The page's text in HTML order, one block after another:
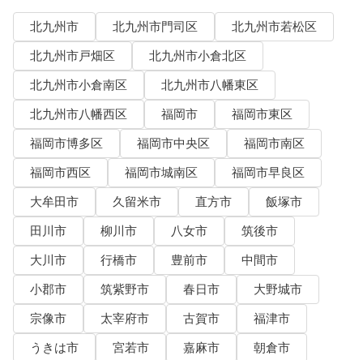
北九州市 北九州市門司区
北九州市若松区
北九州市戸畑区
北九州市小倉北区
北九州市小倉南区
北九州市八幡東区
北九州市八幡西区
福岡市
福岡市東区
福岡市博多区
福岡市中央区
福岡市南区
福岡市西区
福岡市城南区
福岡市早良区
大牟田市
久留米市 直方市
飯塚市
田川市
柳川市 八女市
筑後市
大川市
行橋市 豊前市
中間市
小郡市
筑紫野市 春日市
大野城市
宗像市
太宰府市 古賀市
福津市
うきは市
宮若市 嘉麻市
朝倉市